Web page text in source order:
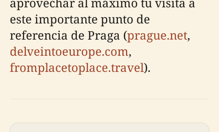
este importante punto de
referencia de Praga (prague.net,
delveintoeurope.com,
fromplacetoplace.travel).